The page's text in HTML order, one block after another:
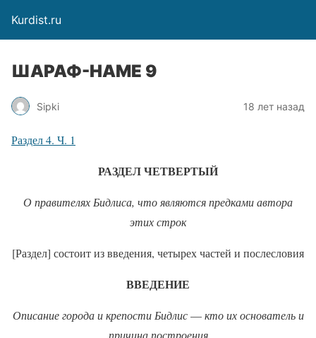
Kurdist.ru
ШАРАФ-НАМЕ 9
Sipki 18 лет назад
Раздел 4. Ч. 1
РАЗДЕЛ ЧЕТВЕРТЫЙ
О правителях Бидлиса, что являются предками автора
этих строк
[Раздел] состоит из введения, четырех частей и послесловия
ВВЕДЕНИЕ
Описание города и крепости Бидлис—кто их основатель и
причина построения